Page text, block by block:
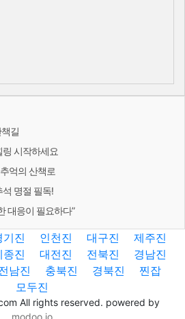
길
시작하세요
억의 산책로
명절 필독!
대응이 필요하다”
기진 인천진 대구진
제주진
종진 대전진 전북진
경남진
남진 충북진 경북진
찐잡
모두진
All rights reserved. powered by